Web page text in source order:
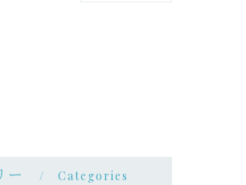
ー Categories